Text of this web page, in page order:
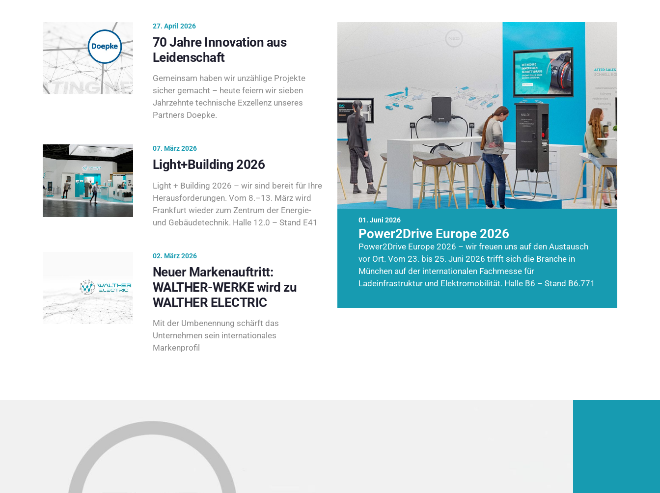
01. Juni 2026
Power2Drive Europe 2026
Power2Drive Europe 2026 – wir freuen uns auf den Austausch
vor Ort. Vom 23. bis 25. Juni 2026 trifft sich die Branche in
München auf der internationalen Fachmesse für
Ladeinfrastruktur und Elektromobilität. Halle B6 – Stand B6.771
27. April 2026
70 Jahre Innovation aus
Leidenschaft
Gemeinsam haben wir unzählige Projekte
sicher gemacht – heute feiern wir sieben
Jahrzehnte technische Exzellenz unseres
Partners Doepke.
07. März 2026
Light+Building 2026
Light + Building 2026 – wir sind bereit für Ihre
Herausforderungen. Vom 8.–13. März wird
Frankfurt wieder zum Zentrum der Energie-
und Gebäudetechnik. Halle 12.0 – Stand E41
02. März 2026
Neuer Markenauftritt:
WALTHER-WERKE wird zu
WALTHER ELECTRIC
Mit der Umbenennung schärft das
Unternehmen sein internationales
Markenprofil